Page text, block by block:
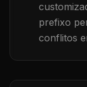
prefixo
conflitos